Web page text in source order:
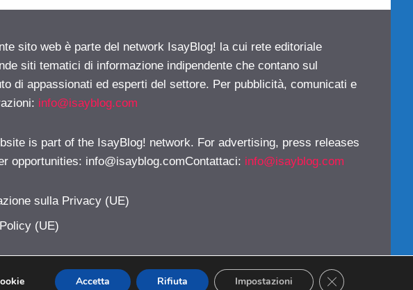
sito web è parte del network IsayBlog! la cui rete editoriale
siti tematici di informazione indipendente che contano sul
di appassionati ed esperti del settore. Per pubblicità, comunicati e
info@isayblog.com
is part of the IsayBlog! network. For advertising, press releases
opportunities: info@isayblog.comContattaci: info@isayblog.com
sulla Privacy (UE)
(UE)
Accetta Rifiuta Impostazioni CLOSE GDPR